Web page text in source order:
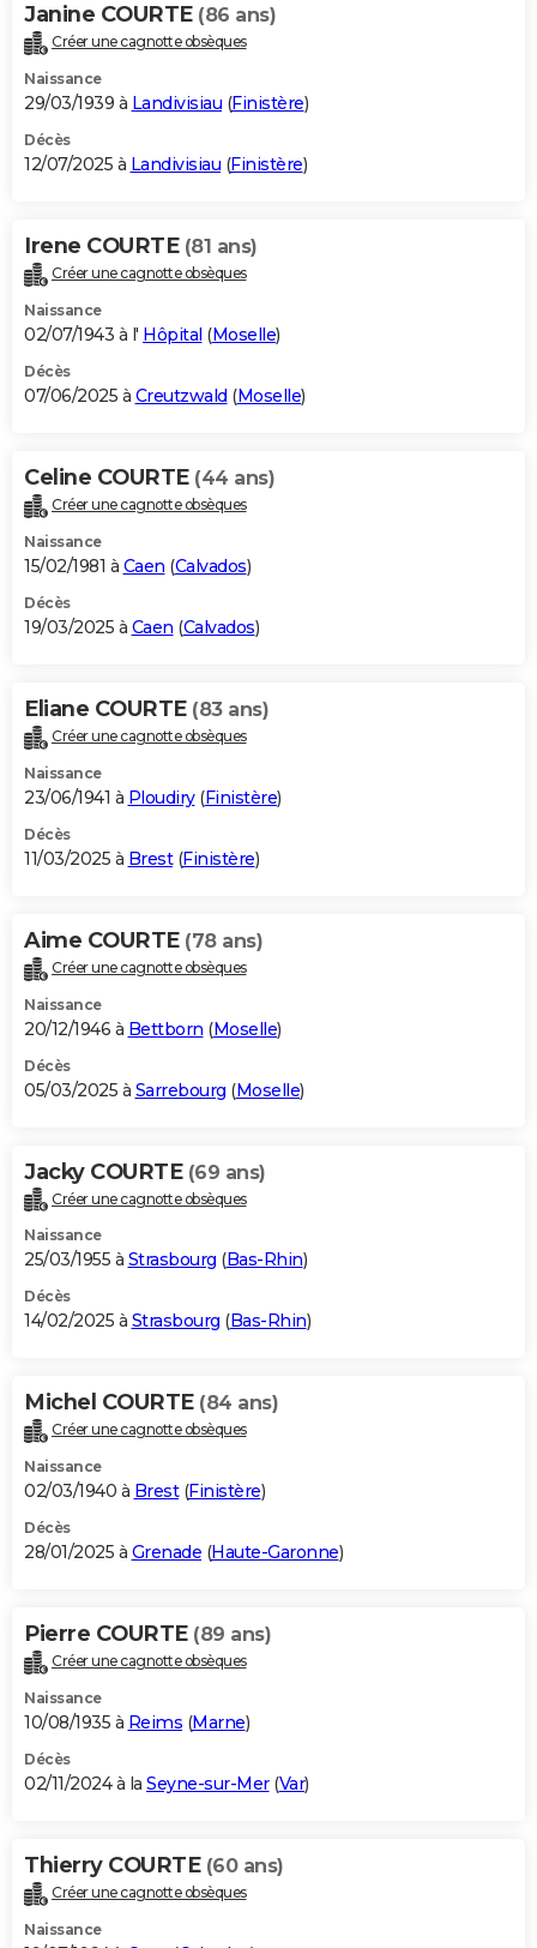
Janine COURTE (86 ans)
Créer une cagnotte obsèques
Naissance
29/03/1939 à Landivisiau (Finistère)
Décès
12/07/2025 à Landivisiau (Finistère)
Irene COURTE (81 ans)
Créer une cagnotte obsèques
Naissance
02/07/1943 à l' Hôpital (Moselle)
Décès
07/06/2025 à Creutzwald (Moselle)
Celine COURTE (44 ans)
Créer une cagnotte obsèques
Naissance
15/02/1981 à Caen (Calvados)
Décès
19/03/2025 à Caen (Calvados)
Eliane COURTE (83 ans)
Créer une cagnotte obsèques
Naissance
23/06/1941 à Ploudiry(Finistère)
Décès
11/03/2025 à Brest(Finistère)
Aime COURTE (78 ans)
Créer une cagnotte obsèques
Naissance
20/12/1946 à Bettborn (Moselle)
Décès
05/03/2025 à Sarrebourg (Moselle)
Jacky COURTE (69 ans)
Créer une cagnotte obsèques
Naissance
25/03/1955 à Strasbourg (Bas-Rhin)
Décès
14/02/2025 à Strasbourg (Bas-Rhin)
Michel COURTE (84 ans)
Créer une cagnotte obsèques
Naissance
02/03/1940 à Brest(Finistère)
Décès
28/01/2025 à Grenade (Haute-Garonne)
Pierre COURTE (89 ans)
Créer une cagnotte obsèques
Naissance
10/08/1935 à Reims (Marne)
Décès
02/11/2024 à la Seyne-sur-Mer(Var)
Thierry COURTE (60 ans)
Créer une cagnotte obsèques
Naissance